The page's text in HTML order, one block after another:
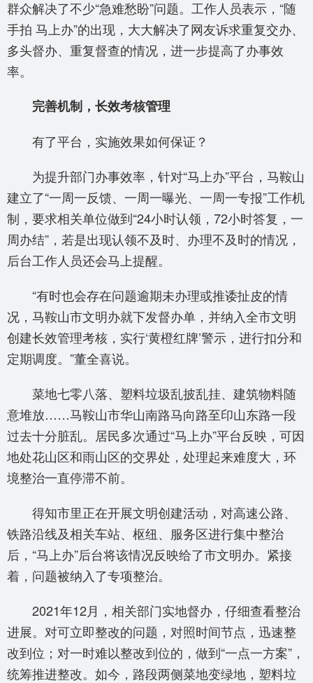
群众解决了不少“急难愁盼”问题。工作人员表示，“随
手拍 马上办”的出现，大大解决了网友诉求重复交办、
多头督办、重复督查的情况，进一步提高了办事效
率。
完善机制，长效考核管理
有了平台，实施效果如何保证？
为提升部门办事效率，针对“马上办”平台，马鞍山
建立了“一周一反馈、一周一曝光、一周一专报”工作机
制，要求相关单位做到“24小时认领，72小时答复，一
周办结”，若是出现认领不及时、办理不及时的情况，
后台工作人员还会马上提醒。
“有时也会存在问题逾期未办理或推诿扯皮的情
况，马鞍山市文明办就下发督办单，并纳入全市文明
创建长效管理考核，实行‘黄橙红牌’警示，进行扣分和
定期调度。”董全喜说。
菜地七零八落、塑料垃圾乱披乱挂、建筑物料随
意堆放……马鞍山市华山南路马向路至印山东路一段
过去十分脏乱。居民多次通过“马上办”平台反映，可因
地处花山区和雨山区的交界处，处理起来难度大，环
境整治一直停滞不前。
得知市里正在开展文明创建活动，对高速公路、
铁路沿线及相关车站、枢纽、服务区进行集中整治
后，“马上办”后台将该情况反映给了市文明办。紧接
着，问题被纳入了专项整治。
2021年12月，相关部门实地督办，仔细查看整治
进展。对可立即整改的问题，对照时间节点，迅速整
改到位；对一时难以整改到位的，做到“一点一方案”，
统筹推进整改。如今，路段两侧菜地变绿地，塑料垃